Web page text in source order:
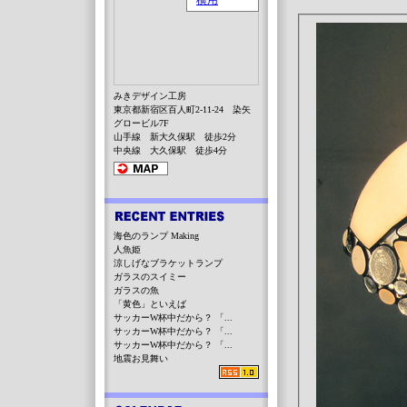
みきデザイン工房
東京都新宿区百人町2-11-24 染矢
グロービル7F
山手線 新大久保駅 徒歩2分
中央線 大久保駅 徒歩4分
海色のランプ Making
人魚姫
涼しげなブラケットランプ
ガラスのスイミー
ガラスの魚
「黄色」といえば
サッカーW杯中だから？ 「...
サッカーW杯中だから？ 「...
サッカーW杯中だから？ 「...
地震お見舞い